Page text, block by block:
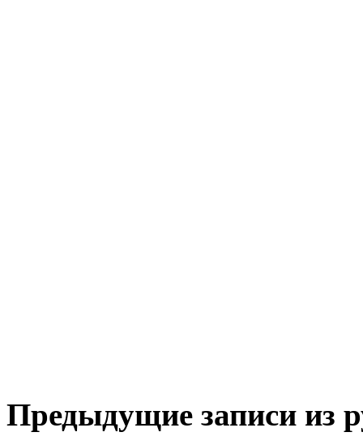
Предыдущие записи из